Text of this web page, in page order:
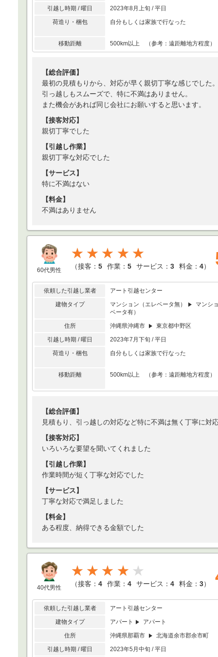
引越し時期 / 曜日
2023年8月上旬 / 平日
荷造り・梱包
自分もしくは家族で行なった
移動距離 500km以上 （参考：遠距離地方程度）
【総合評価】
最初の見積もりから、対応が早く親切丁寧な感じでした
引っ越しもスムーズで、特に不満はありません。
また機会があれば同じ会社にお願いすると思います。
【接客対応】
親切丁寧でした
【引越し作業】
親切丁寧な対応でした
【サービス】
特に不満はない
【料金】
不満はありません
60代男性
★★★★★
（接客： 5 作業： 5 サービス： 3 料金： 4）
依頼した引越し業者
アート引越センター
建物タイプ
マンション（エレベータ無）
マンシ
ベータ有）
住所
沖縄県沖縄市
東京都中野区
引越し時期 / 曜日
2023年7月下旬 / 平日
荷造り・梱包
自分もしくは家族で行なった
移動距離 500km以上 （参考：遠距離地方程度）
【総合評価】
見積もり、引っ越しの対応など特に不満は無く丁寧に対
【接客対応】
いろいろな要望を聞いてくれました
【引越し作業】
作業時間が短く丁寧な対応でした
【サービス】
丁寧な対応で満足しました
【料金】
ある程度、納得できる金額でした
40代男性
★★★★
（接客： 4 作業： 4 サービス： 4 料金： 3）
依頼した引越し業者
アート引越センター
建物タイプ
アパート
アパート
住所
沖縄県那覇市
北海道余市郡余市町
引越し時期 / 曜日
2023年5月中旬 / 平日